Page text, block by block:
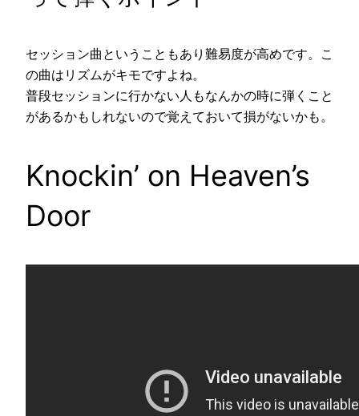
セッション曲ということもあり難易度が高めです。こ
の曲はリズムがキモですよね。
普段セッションに行かない人もなんかの時に弾くこと
があるかもしれないので覚えておいて損がないかも。
Knockin’ on Heaven’s
Door